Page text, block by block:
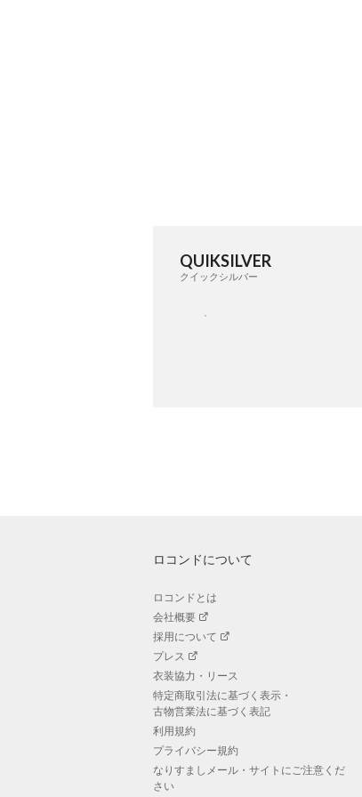
QUIKSILVER
クイックシルバー
ロコンドについて
ロコンドとは
会社概要
採用について
プレス
衣装協力・リース
特定商取引法に基づく表示・
古物営業法に基づく表記
利用規約
プライバシー規約
なりすましメール・サイトにご注意くだ
さい